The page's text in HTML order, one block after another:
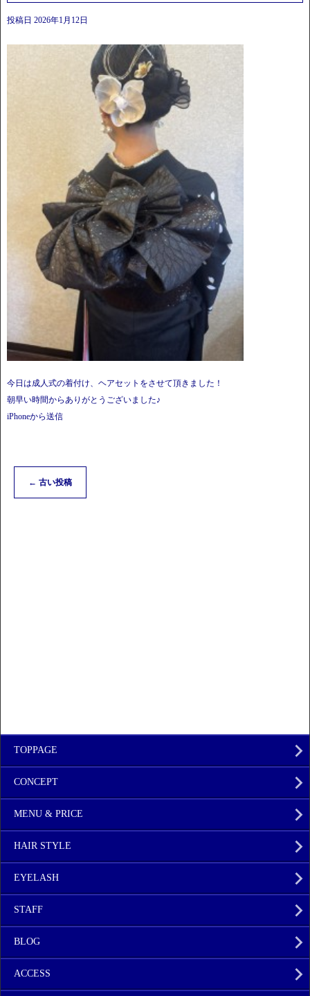
投稿日 2026年1月12日
今日は成人式の着付け、ヘアセットをさせて頂きました！
朝早い時間からありがとうございました♪
iPhoneから送信
← 古い投稿
TOPPAGE
CONCEPT
MENU & PRICE
HAIR STYLE
EYELASH
STAFF
BLOG
ACCESS